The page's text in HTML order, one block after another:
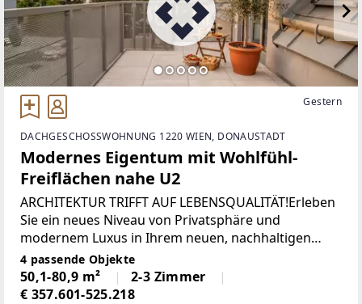
Gestern
DACHGESCHOSSWOHNUNG 1220 WIEN, DONAUSTADT
Modernes Eigentum mit Wohlfühl-
Freiflächen nahe U2
ARCHITEKTUR TRIFFT AUF LEBENSQUALITÄT!Erleben
Sie ein neues Niveau von Privatsphäre und
modernem Luxus in Ihrem neuen, nachhaltigen
Zuhause.Das Projekt im ÜberblickDas exklusive
Wohnbauprojekt Gotthelfgasse 6 entsteht in solider
4 passende Objekte
50,1-80,9 m²
2-3 Zimmer
€ 357.601-525.218